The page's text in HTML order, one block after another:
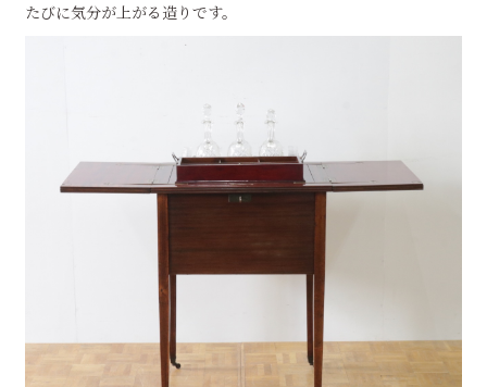
たびに気分が上がる造りです。